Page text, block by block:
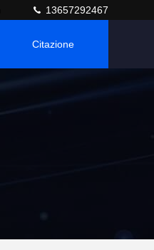
13657292467
Citazione